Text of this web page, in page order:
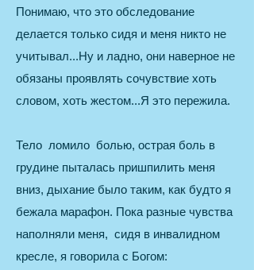
Понимаю, что это обследование
делается только сидя и меня никто не
учитывал...Ну и ладно, они наверное не
обязаны проявлять сочувствие хоть
словом, хоть жестом...Я это пережила.
Тело ломило болью, острая боль в
грудине пыталась пришпилить меня
вниз, дыхание было таким, как будто я
бежала марафон. Пока разные чувства
наполняли меня, сидя в инвалидном
кресле, я говорила с Богом: